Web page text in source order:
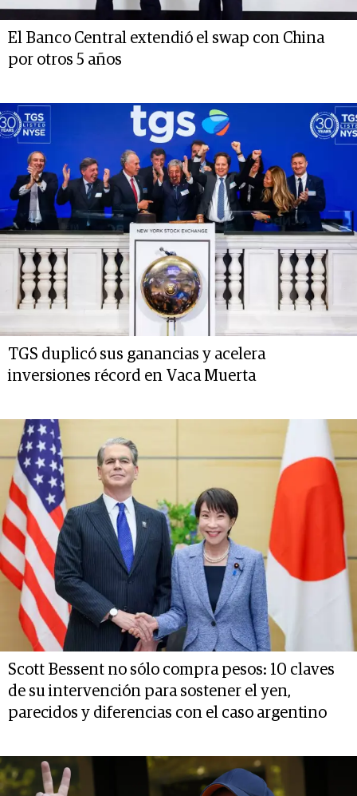
El Banco Central extendió el swap con China
por otros 5 años
TGS duplicó sus ganancias y acelera
inversiones récord en Vaca Muerta
Scott Bessent no sólo compra pesos: 10 claves
de su intervención para sostener el yen,
parecidos y diferencias con el caso argentino